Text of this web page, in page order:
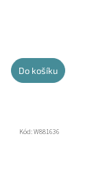
Do košíku
Kód:W881636